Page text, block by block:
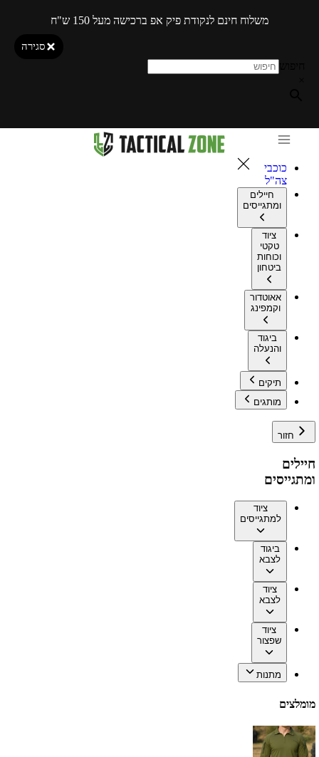
משלוח חינם לנקודת פיק אפ ברכישה מעל 150 ש"ח
סגירה
כוכבי
צה"ל
חיילים
ומתגייסים
ציוד
טקטי
וכוחות
ביטחון
אאוטדור
וקמפינג
ביגוד
והנעלה
תיקים
מותגים
חזור
חיילים
ומתגייסים
ציוד
למתגייסים
ביגוד
לצבא
ציוד
לצבא
ציוד
שפצור
מתנות
מומלצים